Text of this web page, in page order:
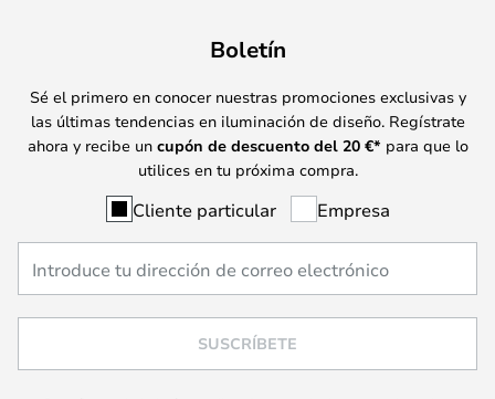
Boletín
Sé el primero en conocer nuestras promociones exclusivas y
las últimas tendencias en iluminación de diseño. Regístrate
ahora y recibe un cupón de descuento del 20 €* para que lo
utilices en tu próxima compra.
Cliente particular Empresa
SUSCRÍBETE